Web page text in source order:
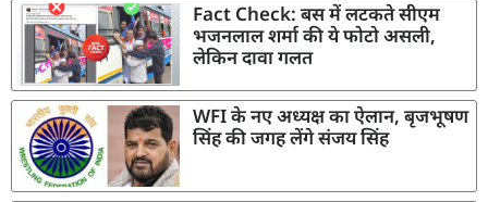
Fact Check: बस में लटकते सीएम
भजनलाल शर्मा की ये फोटो असली,
लेकिन दावा गलत
WFI के नए अध्यक्ष का ऐलान, बृजभूषण
सिंह की जगह लेंगे संजय सिंह